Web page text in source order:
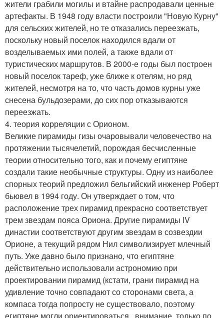
жители грабили могилы и втайне распродавали ценные
артефакты. В 1948 году власти построили "Новую Курну"
для сельских жителей, но те отказались переезжать,
поскольку новый поселок находился вдали от
возделываемых ими полей, а также вдали от
туристических маршрутов. В 2000-е годы был построен
новый поселок тареф, уже ближе к отелям, но ряд
жителей, несмотря на то, что часть домов курны уже
снесена бульдозерами, до сих пор отказываются
переезжать.
4. теория корреляции с Орионом.
Великие пирамиды гизы очаровывали человечество на
протяжении тысячелетий, порождая бесчисленные
теории относительно того, как и почему египтяне
создали такие необычные структуры. Одну из наиболее
спорных теорий предложил бельгийский инженер Роберт
бьювел в 1994 году. Он утверждает о том, что
расположение трех пирамид прекрасно соответствует
трем звездам пояса Ориона. Другие пирамиды IV
династии соответствуют другим звездам в созвездии
Орионе, а текущий рядом Нил символизирует млечный
путь. Уже давно было признано, что египтяне
действительно использовали астрономию при
проектировании пирамид (кстати, грани пирамид на
удивление точно совпадают со сторонами света, а
компаса тогда попросту не существовало, поэтому
египтяне могли ориентироваться , внимание, только по